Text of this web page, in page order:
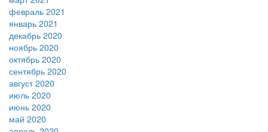
февраль 2021
январь 2021
декабрь 2020
ноябрь 2020
октябрь 2020
сентябрь 2020
август 2020
июль 2020
июнь 2020
май 2020